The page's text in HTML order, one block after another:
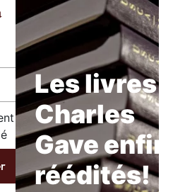
dès qu’un
Les livres
Charles
Gave enfin
réédités!